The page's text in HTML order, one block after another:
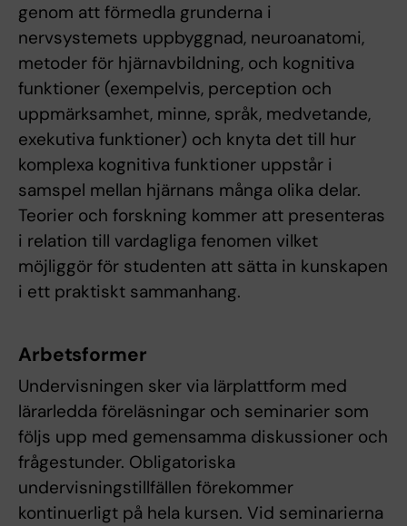
genom att förmedla grunderna i
nervsystemets uppbyggnad, neuroanatomi,
metoder för hjärnavbildning, och kognitiva
funktioner (exempelvis, perception och
uppmärksamhet, minne, språk, medvetande,
exekutiva funktioner) och knyta det till hur
komplexa kognitiva funktioner uppstår i
samspel mellan hjärnans många olika delar.
Teorier och forskning kommer att presenteras
i relation till vardagliga fenomen vilket
möjliggör för studenten att sätta in kunskapen
i ett praktiskt sammanhang.
Arbetsformer
Undervisningen sker via lärplattform med
lärarledda föreläsningar och seminarier som
följs upp med gemensamma diskussioner och
frågestunder. Obligatoriska
undervisningstillfällen förekommer
kontinuerligt på hela kursen. Vid seminarierna